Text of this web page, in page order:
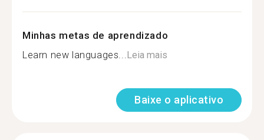
Minhas metas de aprendizado
Learn new languages... Leia mais
Baixe o aplicativo